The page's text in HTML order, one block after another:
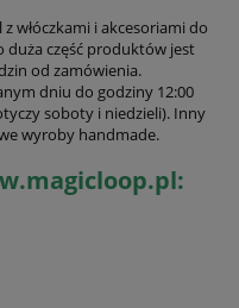
włóczkami i akcesoriami do
duża część produktów jest
od zamówienia.
dniu do godziny 12:00
soboty i niedzieli). Inny
wyroby handmade.